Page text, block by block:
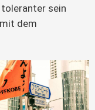
sein
dem